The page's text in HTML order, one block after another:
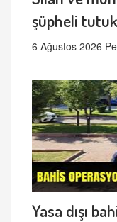
şüpheli
6 Ağustos 2026
Yasa dışı